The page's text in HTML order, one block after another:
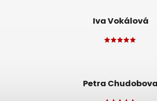
Iva Vokálová
Petra Chudobova